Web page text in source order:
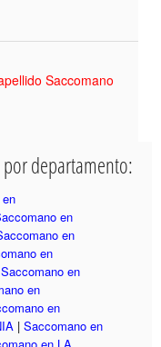
Saccomano
departamento:
en
en
en
Saccomano en
en
en
| Saccomano en